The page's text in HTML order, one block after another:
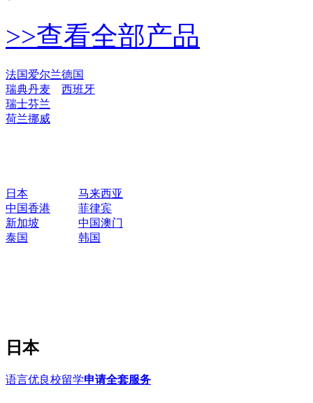
>>查看全部产品
法国爱尔兰德国
瑞典丹麦
西班牙
瑞士芬兰
荷兰挪威
日本
马来西亚
中国香港
菲律宾
新加坡
中国澳门
泰国
韩国
日本
语言优良校留学申请全套服务